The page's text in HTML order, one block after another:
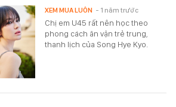
Chị em U45 rất nên học theo
phong cách ăn vận trẻ trung,
thanh lịch của Song Hye Kyo.
XEM MUA LUÔN - 1 năm trước